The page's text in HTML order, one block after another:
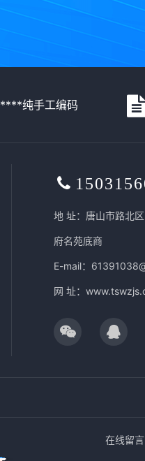
****纯手工编码
地 址：唐山市路北
府名苑底商
E-mail：
网 址：
在线留言